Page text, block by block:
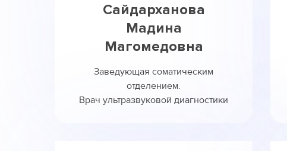
Сайдарханова
Мадина
Магомедовна
Заведующая соматическим
отделением.
Врач ультразвуковой диагностики